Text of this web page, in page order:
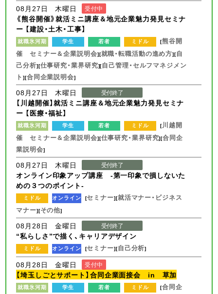
08月27日 木曜日 受付中
《熊谷開催》就活ミニ講座＆地元企業魅力発見セミナ
ー 【建設・土木・工事】
就職氷河期 学生 若者 ミドル [熊谷開
催 セミナー＆企業説明会][就職・転職活動の進め方][自
己分析][仕事研究・業界研究][自己管理・セルフマネジメン
ト][合同企業説明会]
08月27日 木曜日 受付終了
【川越開催】就活ミニ講座＆地元企業魅力発見セミナ
ー 【医療・福祉】
就職氷河期 学生 若者 ミドル [川越開
催 セミナー＆企業説明会][仕事研究・業界研究][合同企
業説明会]
08月27日 木曜日 受付終了
オンライン印象アップ講座 -第一印象で損しないた
めの３つのポイント-
ミドル オンライン [セミナー][就活マナー・ビジネス
マナー][その他]
08月28日 金曜日 受付終了
“私らしさ”で描く、キャリアデザイン
ミドル オンライン [セミナー][自己分析]
08月28日 金曜日 受付中
【埼玉しごとサポート】合同企業面接会 in 草加
就職氷河期 学生 若者 ミドル [合同企